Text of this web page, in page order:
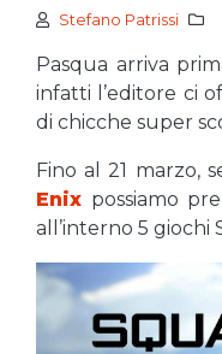
Stefano Patrissi
Pasqua arriva
infatti l’editore ci
di chicche super
Fino al 21 marzo,
Enix possiamo
all’interno 5 giochi